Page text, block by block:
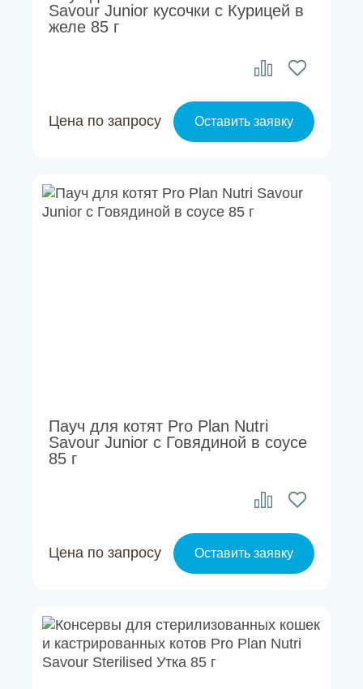
Savour Junior кусочки с Курицей в
желе 85 г
Цена по запросу Оставить заявку
Пауч для котят Pro Plan Nutri
Savour Junior с Говядиной в соусе
85 г
Цена по запросу Оставить заявку